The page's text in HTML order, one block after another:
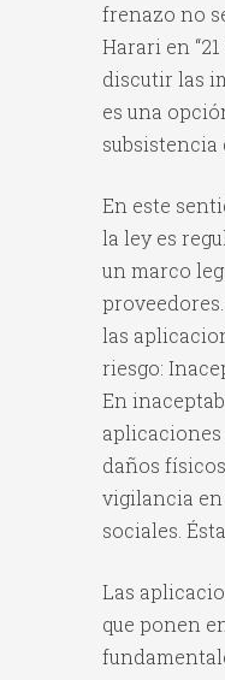
frenazo no
Harari en
discutir las
es una
subsistencia
En este
la ley es
un marco
las
riesgo:
En
aplicaciones
daños
vigilancia en
sociales.
Las
que ponen